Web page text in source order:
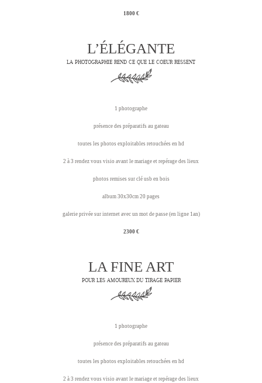
1800 €
L’ÉLÉGANTE
LA PHOTOGRAPHIE REND CE QUE LE COEUR RESSENT
1 photographe
présence des préparatifs au gateau
toutes les photos exploitables retouchées en hd
2 à 3 rendez vous visio avant le mariage et repérage des lieux
photos remises sur clé usb en bois
album 30x30cm 20 pages
galerie privée sur internet avec un mot de passe (en ligne 1an)
2300 €
LA FINE ART
POUR LES AMOUREUX DU TIRAGE PAPIER
1 photographe
présence des préparatifs au gateau
toutes les photos exploitables retouchées en hd
2 à 3 rendez vous visio avant le mariage et repérage des lieux